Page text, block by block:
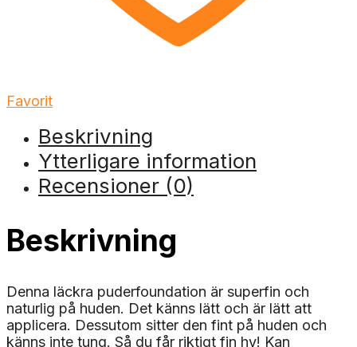
Favorit
Beskrivning
Ytterligare information
Recensioner (0)
Beskrivning
Denna läckra puderfoundation är superfin och
naturlig på huden. Det känns lätt och är lätt att
applicera. Dessutom sitter den fint på huden och
känns inte tung. Så du får riktigt fin hy! Kan